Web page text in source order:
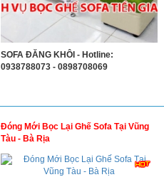
SOFA ĐĂNG KHÔI - Hotline:
0938788073 - 0898708069
Đóng Mới Bọc Lại Ghế Sofa Tại Vũng
Tàu - Bà Rịa